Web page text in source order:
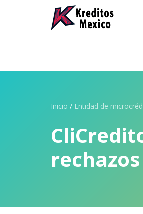
Inicio / Entidad de
rechazos